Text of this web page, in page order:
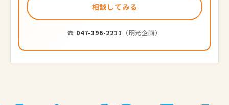
相談してみる
☎ 047-396-2211 （明光企画）